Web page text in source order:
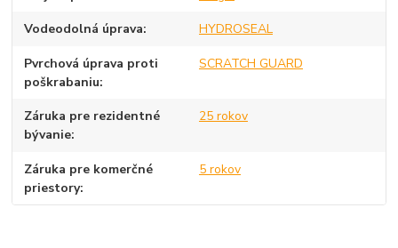
Vodeodolná úprava HYDROSEAL
Pvrchová úprava proti
poškrabaniu
SCRATCH GUARD
Záruka pre rezidentné
bývanie
25 rokov
Záruka pre komerčné
priestory
5 rokov